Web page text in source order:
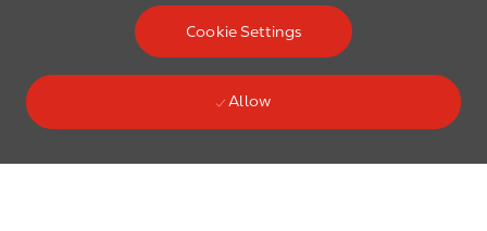
Cookie Settings
Allow
Skip to main content